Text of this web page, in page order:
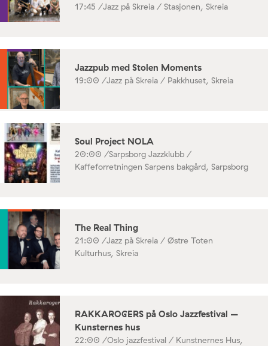
17:45 /Jazz på Skreia / Stasjonen, Skreia
Jazzpub med Stolen Moments
19:00 /Jazz på Skreia / Pakkhuset, Skreia
Soul Project NOLA
20:00 /Sarpsborg Jazzklubb /
Kaffeforretningen Sarpens bakgård, Sarpsborg
The Real Thing
21:00 /Jazz på Skreia / Østre Toten
Kulturhus, Skreia
RAKKAROGERS på Oslo Jazzfestival –
Kunsternes hus
22:00 /Oslo jazzfestival / Kunstnernes Hus,